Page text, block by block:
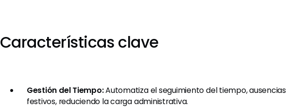
Características clave
Gestión del Tiempo:Automatiza el seguimiento del tiempo,
festivos, reduciendo la carga administrativa.